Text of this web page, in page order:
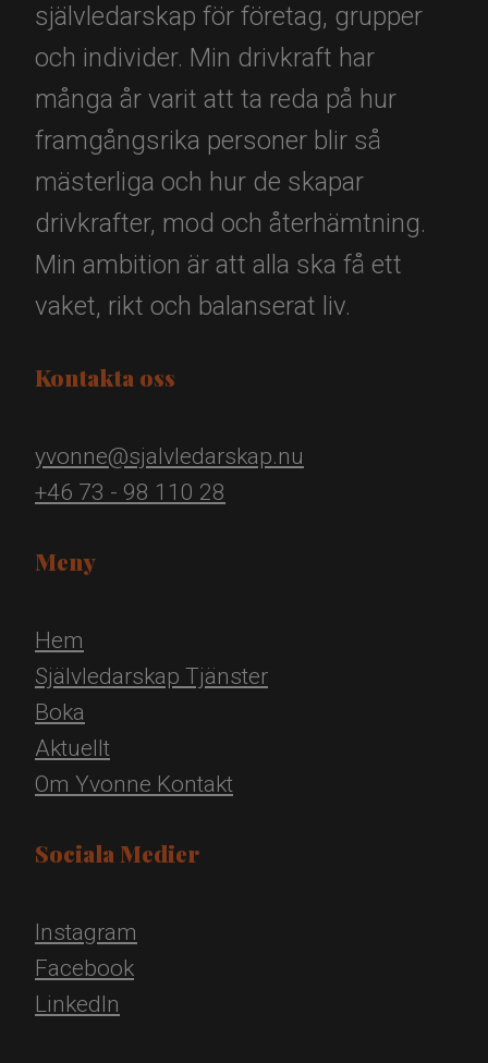
självledarskap för företag, grupper
och individer. Min drivkraft har
många år varit att ta reda på hur
framgångsrika personer blir så
mästerliga och hur de skapar
drivkrafter, mod och återhämtning.
Min ambition är att alla ska få ett
vaket, rikt och balanserat liv.
Kontakta oss
yvonne@sjalvledarskap.nu
+46 73 - 98 110 28
Meny
Hem
Självledarskap Tjänster
Boka
Aktuellt
Om Yvonne Kontakt
Sociala Medier
Instagram
Facebook
LinkedIn